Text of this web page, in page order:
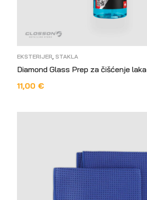
EKSTERIJER, STAKLA
Diamond Glass Prep za čišćenje
11,00 €